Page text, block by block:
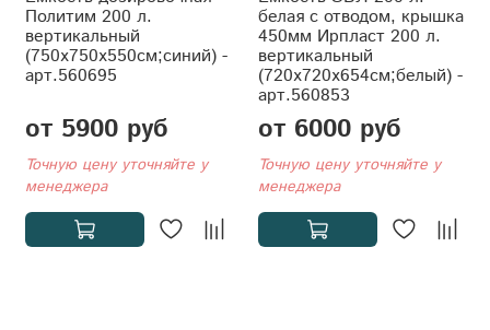
Политим 200 л.
вертикальный
(750x750x550см;синий) -
арт.560695
от 5900 руб
Точную цену уточняйте у
менеджера
белая с отводом, крышка
450мм Ирпласт 200 л.
вертикальный
(720x720x654см;белый) -
арт.560853
от 6000 руб
Точную цену уточняйте у
менеджера